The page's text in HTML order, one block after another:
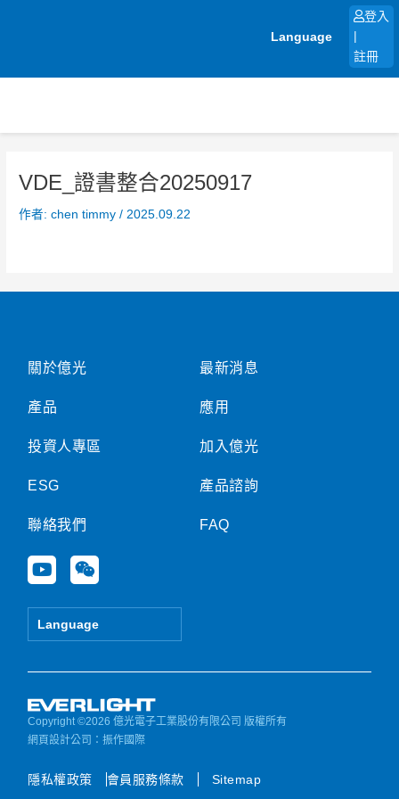
Language
登入
註冊
VDE_證書整合20250917
作者:chen timmy/ 2025.09.22
關於億光
產品
投資人專區
ESG
聯絡我們
Y
o
u
e
W
e
i
Language
最新消息
應用
加入億光
產品諮詢
FAQ
Copyright ©2026 億光電子工業股份有限公司 版權所有
網頁設計公司 ：振作國際
隱私權政策 會員服務條款 Sitemap